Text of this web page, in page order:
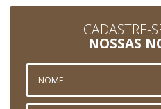
CADASTRE-
NOSSAS